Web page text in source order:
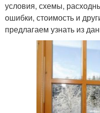
условия, схемы,
ошибки, стоимость и
предлагаем узнать из